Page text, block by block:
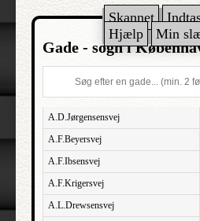
Skannet
Hjælp
Min
Gade - sogn i
A.D.Jørgensensvej
A.F.Beyersvej
A.F.Ibsensvej
A.F.Krigersvej
A.L.Drewsensvej